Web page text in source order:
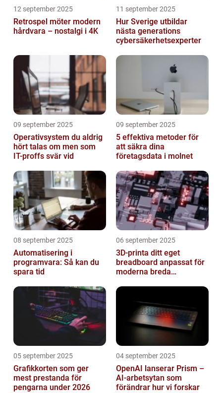
12 september 2025
Retrospel möter modern
hårdvara – nostalgi i 4K
11 september 2025
Hur Sverige utbildar
nästa generations
cybersäkerhetsexperter
09 september 2025
Operativsystem du aldrig
hört talas om men som
IT-proffs svär vid
09 september 2025
5 effektiva metoder för
att säkra dina
företagsdata i molnet
08 september 2025
Automatisering i
programvara: Så kan du
spara tid
06 september 2025
3D-printa ditt eget
breadboard anpassat för
moderna breda
05 september 2025
Grafikkorten som ger
mest prestanda för
pengarna under 2026
04 september 2025
OpenAI lanserar Prism –
AI-arbetsytan som
förändrar hur vi forskar